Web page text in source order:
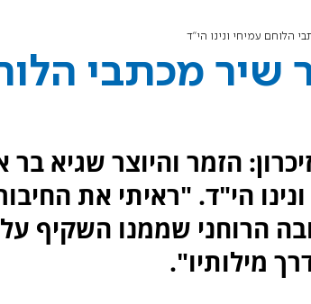
הלוחם עמיחי ונינו הי"ד
שיר מכתבי
הזמר והיוצר שגיא
הי"ד. "ראיתי את
הרוחני שממנו השקיף
מילותיו".